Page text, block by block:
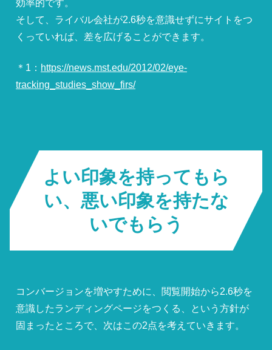
効率的です。
そして、ライバル会社が2.6秒を意識せずにサイトをつ
くっていれば、差を広げることができます。
＊1： https://news.mst.edu/2012/02/eye-
tracking_studies_show_firs/
よい印象を持ってもら
い、悪い印象を持たな
いでもらう
コンバージョンを増やすために、閲覧開始から2.6秒を
意識したランディングページをつくる、という方針が
固まったところで、次はこの2点を考えていきます。